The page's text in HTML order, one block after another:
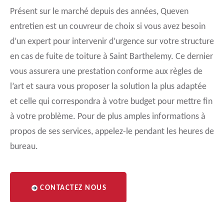
Présent sur le marché depuis des années, Queven
entretien est un couvreur de choix si vous avez besoin
d’un expert pour intervenir d’urgence sur votre structure
en cas de fuite de toiture à Saint Barthelemy. Ce dernier
vous assurera une prestation conforme aux règles de
l’art et saura vous proposer la solution la plus adaptée
et celle qui correspondra à votre budget pour mettre fin
à votre problème. Pour de plus amples informations à
propos de ses services, appelez-le pendant les heures de
bureau.
CONTACTEZ NOUS